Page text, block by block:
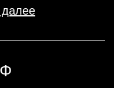
далее